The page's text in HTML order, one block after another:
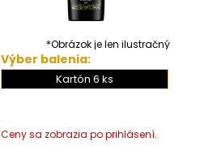
*Obrázok je len ilustračný
Výber balenia:
Kartón 6 ks